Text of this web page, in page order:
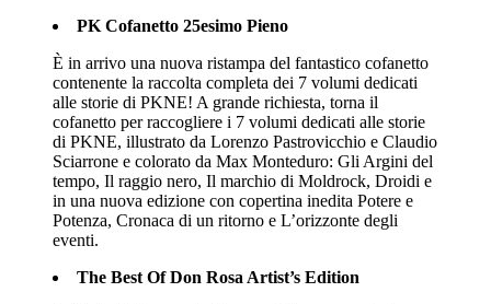
PK Cofanetto 25esimo Pieno
È in arrivo una nuova ristampa del fantastico cofanetto
contenente la raccolta completa dei 7 volumi dedicati
alle storie di PKNE! A grande richiesta, torna il
cofanetto per raccogliere i 7 volumi dedicati alle storie
di PKNE, illustrato da Lorenzo Pastrovicchio e Claudio
Sciarrone e colorato da Max Monteduro: Gli Argini del
tempo, Il raggio nero, Il marchio di Moldrock, Droidi e
in una nuova edizione con copertina inedita Potere e
Potenza, Cronaca di un ritorno e L’orizzonte degli
eventi.
The Best Of Don Rosa Artist’s Edition